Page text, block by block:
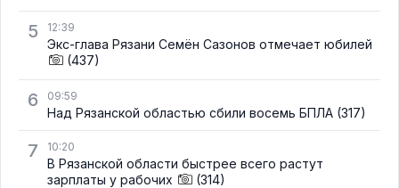
5 12:39
Экс-глава Рязани Семён Сазонов отмечает юбилей
(437)
6 09:59
Над Рязанской областью сбили восемь БПЛА (317)
7 10:20
В Рязанской области быстрее всего растут
зарплаты у рабочих
(314)